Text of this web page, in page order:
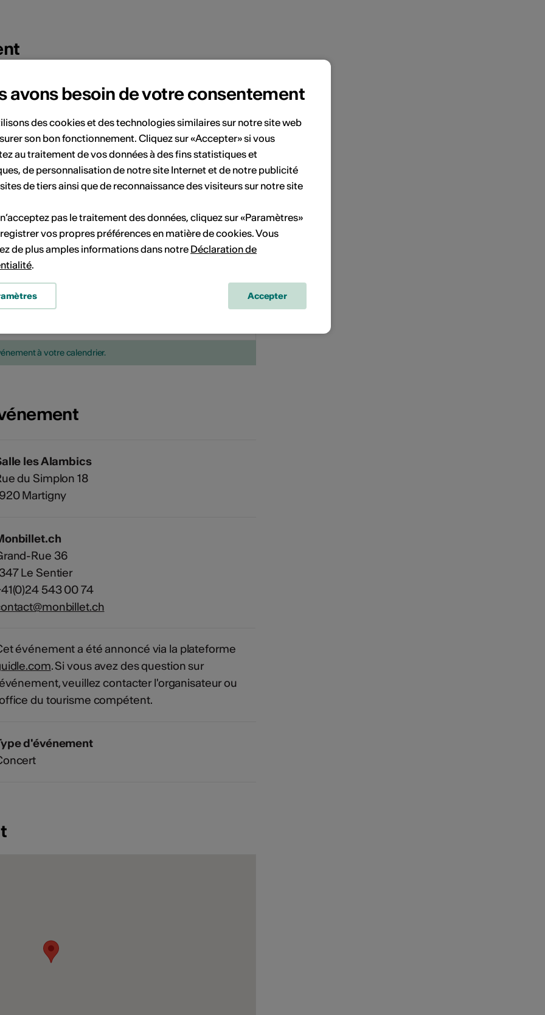
Di
1 2
8 9
23
30
Décembre 2025
Lu Ma Me Je Ve Sa Di
1 2 3 4 5 6 7
10 11 13 14
22 23 24 25 26 27 28
à votre calendrier.
les Alambics
du Simplon 18
Martigny
Rue 36
Le Sentier
543 00 74
événement a été annoncé via la plateforme
. Si vous avez des question sur
veuillez contacter l'organisateur ou
du tourisme compétent.
d'événement
avons besoin de votre consentement
des cookies et des technologies similaires sur notre site web
son bon fonctionnement. Cliquez sur «Accepter» si vous
au traitement de vos données à des fins statistiques et
de personnalisation de notre site Internet et de notre publicité
de tiers ainsi que de reconnaissance des visiteurs sur notre site
pas le traitement des données, cliquez sur «Paramètres»
vos propres préférences en matière de cookies. Vous
de plus amples informations dans notre Déclaration de
.
Accepter